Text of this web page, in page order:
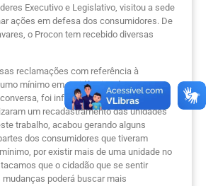
Executivo e Legislativo, visitou a sede
ações em defesa dos consumidores. De
o Procon tem recebido diversas
reclamações com referência à
mínimo em residências do nosso
foi informado pelo jurídico da
um recadastramento das unidades
trabalho, acabou gerando alguns
dos consumidores que tiveram
por existir mais de uma unidade no
que o cidadão que se sentir
poderá buscar mais